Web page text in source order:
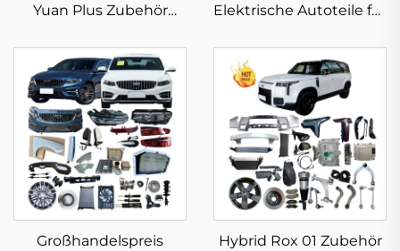
Yuan Plus Zubehör
Fahrzeugersatzteile für
BYD Atto 3
Karosserieteile auf
Lager
Elektrische Autoteile für
Karosserieteile EV Dm-i
Champion Ersatzteile
auf Lager
Großhandelspreis
Hybrid Rox 01 Zubehör